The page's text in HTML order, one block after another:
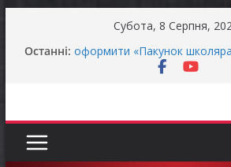
Субота, 8 Серпня,
Останні: Батьки майбутніх
оформити «Пакунок школяра»
ЗАГАЛЬНОНАЦІОНАЛЬНА
для ветеранського бізнесу